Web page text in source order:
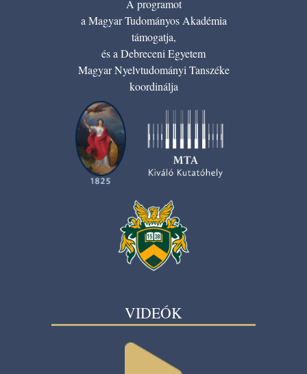
A programot
a Magyar Tudományos Akadémia
támogatja,
és a Debreceni Egyetem
Magyar Nyelvtudományi Tanszéke
koordinálja
VIDEÓK